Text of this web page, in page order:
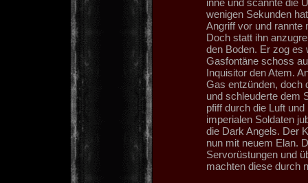
inne und scannte die
wenigen Sekunden
Angriff vor und rannte
Doch statt ihn
den Boden. Er zog es
Gasfontäne schoss
Inquisitor den Atem.
Gas entzünden, doch
und schleuderte dem
pfiff durch die Luft
imperialen Soldaten
die Dark Angels. Der
nun mit neuem Elan.
Servorüstungen und
machten diese durch